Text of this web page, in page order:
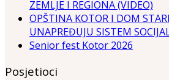
ZEMLJE I REGIONA (VIDEO)
OPŠTINA KOTOR I DOM
UNAPREĐUJU SISTEM
Senior fest Kotor 2026
Posjetioci